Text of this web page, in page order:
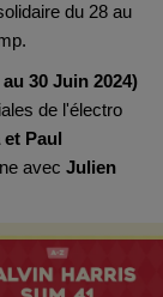
du 28 au
30 Juin 2024)
de l'électro
Paul
avec Julien